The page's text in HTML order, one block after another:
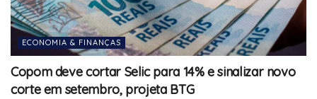
ECONOMIA & FINANÇAS
Copom deve cortar Selic para 14% e sinalizar novo
corte em setembro, projeta BTG